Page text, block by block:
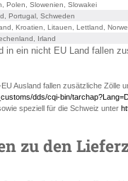
Polen, Slowenien, Slowakei
Portugal, Schweden
Kroatien, Litauen, Lettland,
Irland
in ein nicht EU Land fallen
Ausland fallen zusätzliche Zölle
dds/cqi-bin/
speziell für die Schweiz unter
zu den